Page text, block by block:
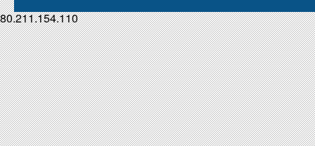
80.211.154.110